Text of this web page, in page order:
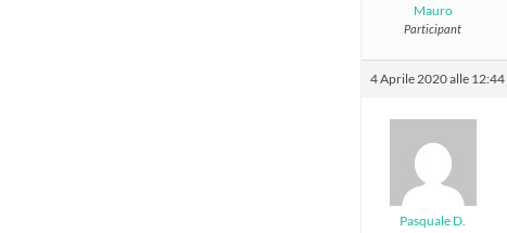
Mauro
Participant
4 Aprile 2020 alle 12:44
Pasquale D.